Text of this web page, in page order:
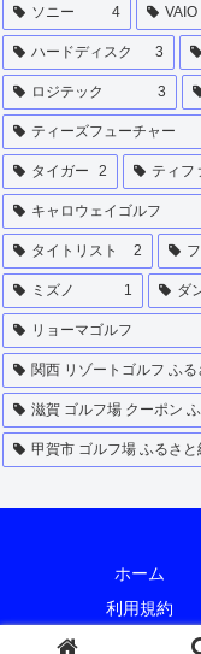
ソニー 4 VAIO
ハードディスク 3
ロジテック 3
ティーズフューチャー
タイガー 2 ティフ
キャロウェイゴルフ
タイトリスト 2
ミズノ 1 ダ
リョーマゴルフ
関西 リゾートゴルフ ふ
滋賀 ゴルフ場 クーポン
甲賀市 ゴルフ場 ふるさと
ホーム
利用規約